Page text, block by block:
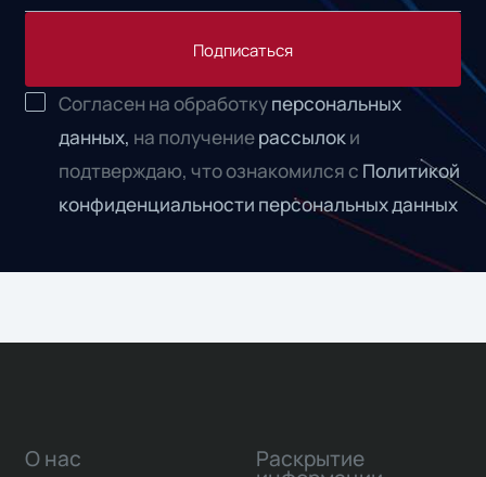
Подписаться
Согласен на обработкуперсональных
данных, на получениерассылоки
подтверждаю, что ознакомился с Политикой
конфиденциальности персональных данных
О нас Раскрытие